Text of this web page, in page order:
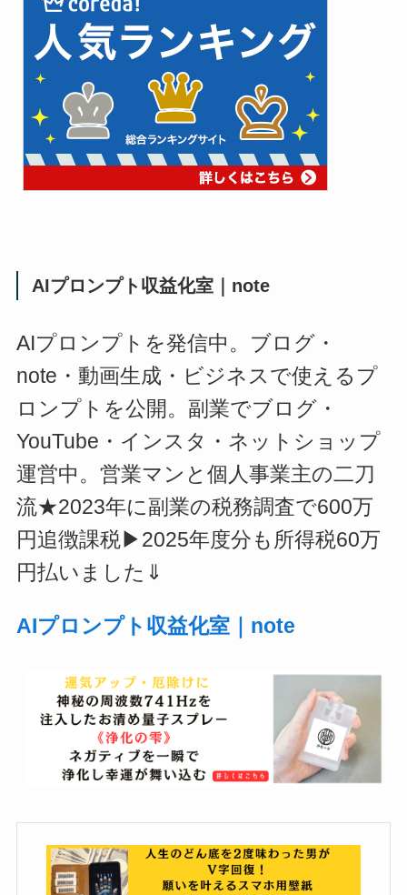
AIプロンプト収益化室｜note
AIプロンプトを発信中。ブログ・
note・動画生成・ビジネスで使えるプ
ロンプトを公開。副業でブログ・
YouTube・インスタ・ネットショップ
運営中。営業マンと個人事業主の二刀
流★2023年に副業の税務調査で600万
円追徴課税▶2025年度分も所得税60万
円払いました⇓
AIプロンプト収益化室｜note